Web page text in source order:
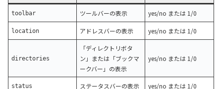
toolbar ツールバーの表示 yes/no または 1/0
location アドレスバーの表示 yes/no または 1/0
directories
「ディレクトリボタ
ン」または「ブックマ
ークバー」の表示
yes/no または 1/0
status ステータスバーの表示 yes/no または 1/0